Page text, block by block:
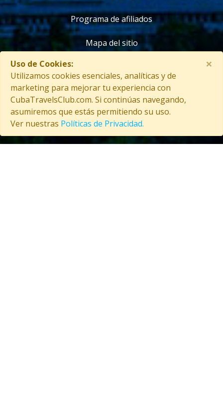
Uso de Cookies:
Utilizamos cookies esenciales, analíticas y de
marketing para mejorar tu experiencia con
CubaTravelsClub.com. Si continúas navegando,
asumiremos que estás permitiendo su uso.
Ver nuestras Políticas de Privacidad.
×
Programa de afiliados
Mapa del sitio
Copyright © 2026 CubaTravelsClub. Todos los derechos reservados